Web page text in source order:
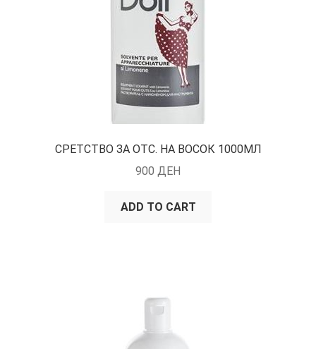
СРЕТСТВО ЗА ОТС. НА ВОСОК 1000МЛ
900 ДЕН
ADD TO CART